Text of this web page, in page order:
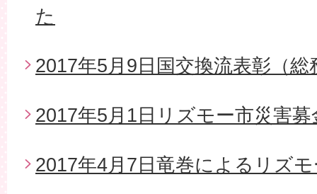
た
2017年5月9日国交換流表彰（総
2017年5月1日リズモー市災害
2017年4月7日竜巻によるリズ